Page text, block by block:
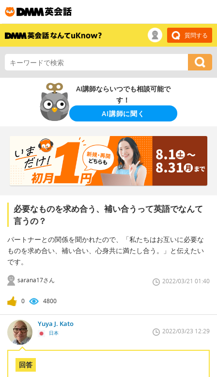
質問する
AI講師ならいつでも相談可能で
す！
AI講師に聞く
必要なものを求め合う、補い合うって英語でなんて
言うの？
パートナーとの関係を聞かれたので、「私たちはお互いに必要な
ものを求め合い、補い合い、心身共に満たし合う。」と伝えたい
です。
sarana17さん 2022/03/21 01:40
0 4800
Yuya J. Kato
日本 2022/03/23 12:29
回答